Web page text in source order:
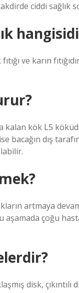
ciddi sağlık
ve karın
kalan kök L5
bacağın dış
artmaya
aşamada çoğu
disk,